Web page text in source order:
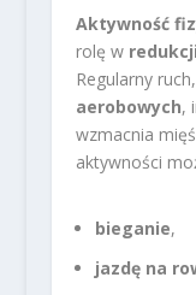
Aktywność
rolę w
Regularny
aerobowych,
wzmacnia
aktywności
bieganie,
jazdę na